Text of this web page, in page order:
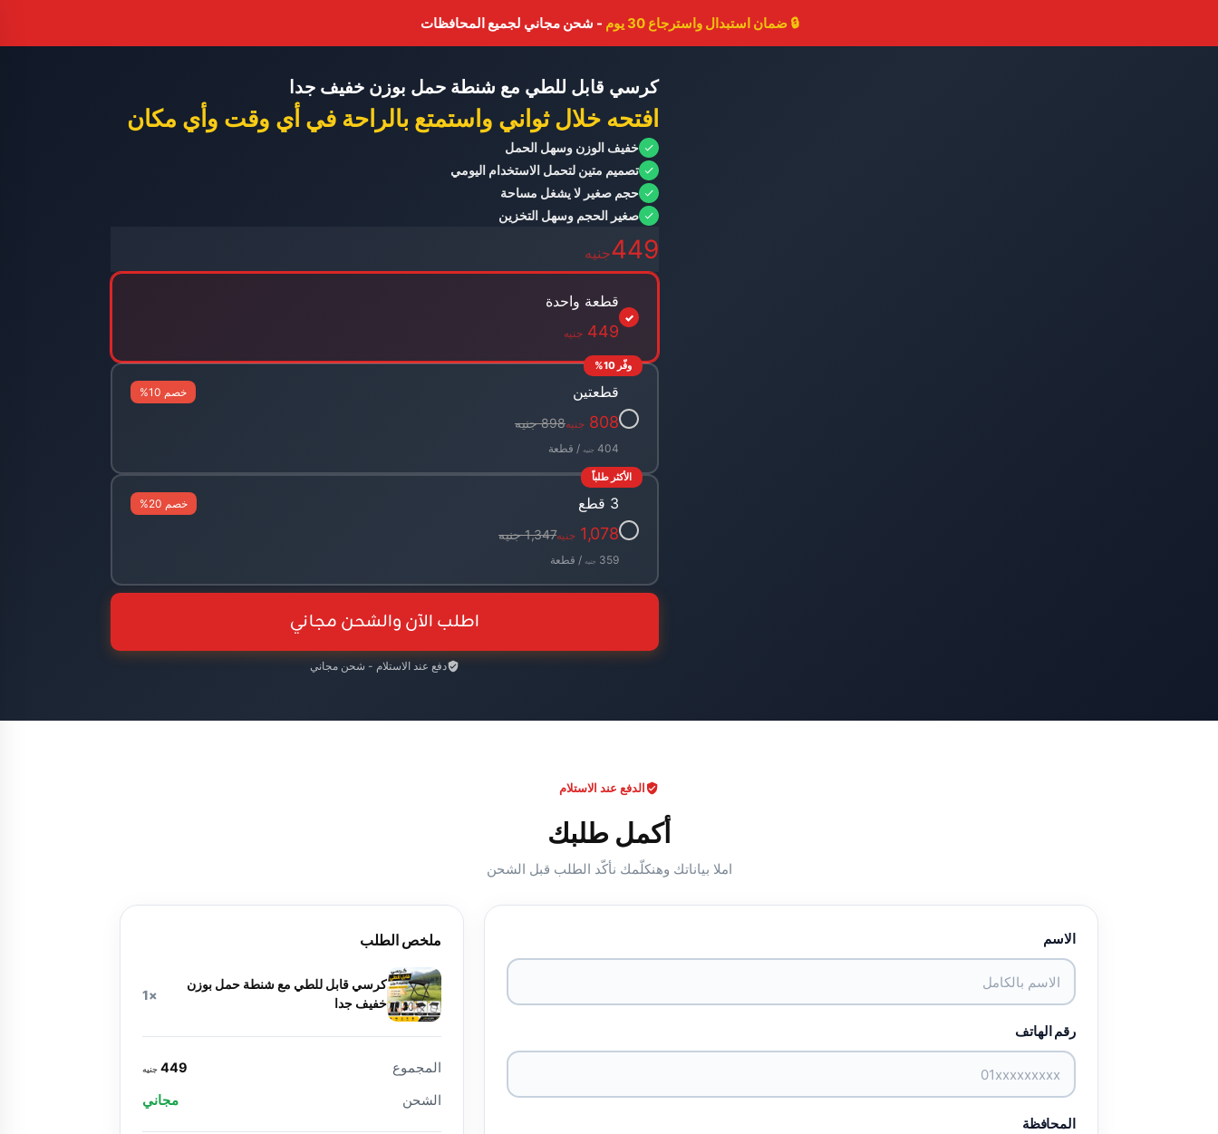
🔒 ضمان استبدال واسترجاع 30 يوم - شحن مجاني لجميع المحافظات
كرسي قابل للطي مع شنطة حمل بوزن خفيف جدا
افتحه خلال ثواني واستمتع بالراحة في أي وقت وأي مكان
خفيف الوزن وسهل الحمل
تصميم متين لتحمل الاستخدام اليومي
حجم صغير لا يشغل مساحة
صغير الحجم وسهل التخزين
449جنيه
✓
قطعة واحدة
449 جنيه
وفّر 10%
✓
قطعتين خصم 10%
808 جنيه898 جنيه
404 جنيه / قطعة
الأكثر طلباً
✓
3 قطع خصم 20%
1,078 جنيه1,347 جنيه
359 جنيه / قطعة
اطلب الآن والشحن مجاني
دفع عند الاستلام - شحن مجاني
الدفع عند الاستلام
أكمل طلبك
املا بياناتك وهنكلّمك نأكّد الطلب قبل الشحن
الاسم
رقم الهاتف
المحافظة
ملخص الطلب
كرسي قابل للطي مع شنطة حمل بوزن
خفيف جدا
×1
المجموع 449 جنيه
الشحن مجاني